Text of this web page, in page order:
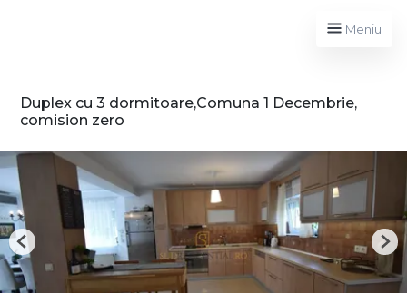
Meniu
Duplex cu 3 dormitoare,Comuna 1 Decembrie,
comision zero
Previous